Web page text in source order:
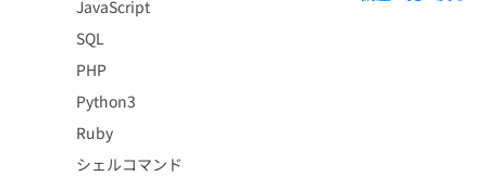
JavaScript
SQL
PHP
Python3
Ruby
シェルコマンド